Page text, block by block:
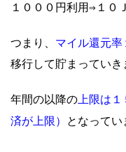
１０００円利用⇒１０
つまり、 マイル還元率
移行して貯まっていき
年間の以降の上限は１
済が上限）
となってい